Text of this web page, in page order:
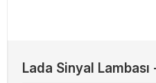
Lada Sinyal Lambası